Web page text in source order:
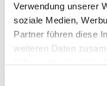
Verwendung unserer
soziale Medien,
Partner führen diese
weiteren Daten
haben oder die sie im
vertraut und bringen
Patienten auf.
möglich bereits im
Behandlung auf Ihre
ein kurzes Gespräch